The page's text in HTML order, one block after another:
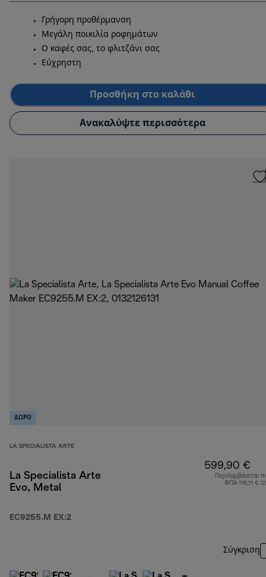
Γρήγορη προθέρμανση
Μεγάλη ποικιλία ροφημάτων
Ο καφές σας, το φλιτζάνι σας
Εύχρηστη
Προσθήκη στο καλάθι
Ανακαλύψτε περισσότερα
ΔΩΡΟ
LA SPECIALISTA ARTE
La Specialista Arte
Evo, Metal
EC9255.M EX:2
599,90 €
Περιλαμβάνεται
ΦΠΑ 116,11 €
Σύγκριση